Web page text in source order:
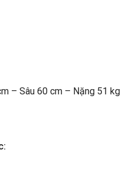
– Sâu 60 cm – Nặng 51 kg